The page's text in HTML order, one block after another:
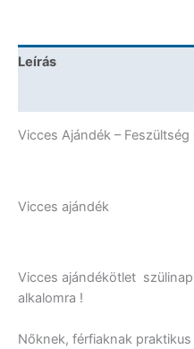
Ajándék
Leírás
Vicces Ajándék –
Vicces ajándék
Vicces ajándékötlet
alkalomra !
Nőknek, férfiaknak